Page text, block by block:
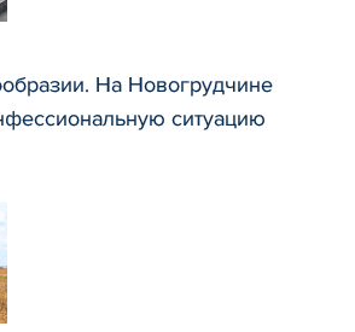
На Новогрудчине
ситуацию